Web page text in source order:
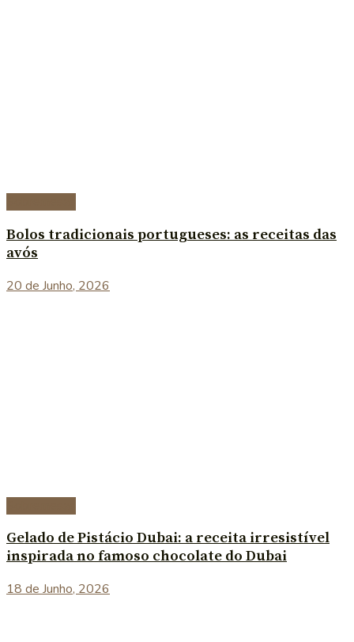
Bolos tradicionais portugueses: as receitas das
avós
20 de Junho, 2026
Gelado de Pistácio Dubai: a receita irresistível
inspirada no famoso chocolate do Dubai
18 de Junho, 2026